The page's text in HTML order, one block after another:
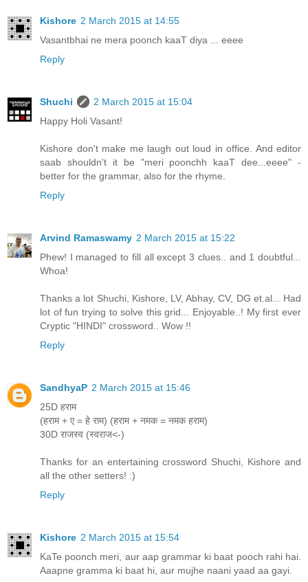
Kishore 2 March 2015 at 14:55
Vasantbhai ne mera poonch kaaT diya ... eeee
Reply
Shuchi
2 March 2015 at 15:04
Happy Holi Vasant!
Kishore don't make me laugh out loud in office. And editor
saab shouldn't it be "meri poonchh kaaT dee...eeee" -
better for the grammar, also for the rhyme.
Reply
Arvind Ramaswamy 2 March 2015 at 15:22
Phew! I managed to fill all except 3 clues.. and 1 doubtful...
Whoa!
Thanks a lot Shuchi, Kishore, LV, Abhay, CV, DG et.al... Had
lot of fun trying to solve this grid... Enjoyable..! My first ever
Cryptic "HINDI" crossword.. Wow !!
Reply
SandhyaP 2 March 2015 at 15:46
25D हराम
(हराम + ए = हे राम) (हराम + नमक = नमक हराम)
30D राजस्व (स्वराज<-)
Thanks for an entertaining crossword Shuchi, Kishore and
all the other setters! :)
Reply
Kishore 2 March 2015 at 15:54
KaTe poonch meri, aur aap grammar ki baat pooch rahi hai.
Aaapne gramma ki baat hi, aur mujhe naani yaad aa gayi.